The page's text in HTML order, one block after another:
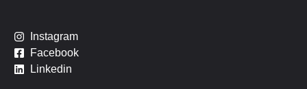
nstagram
Facebook
Linkedin